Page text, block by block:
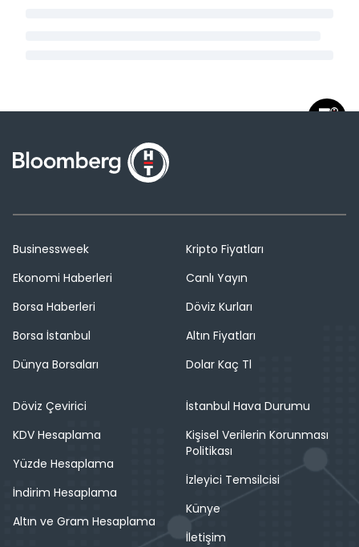
Businessweek
Ekonomi Haberleri
Borsa Haberleri
Borsa İstanbul
Dünya Borsaları
Kripto Fiyatları
Canlı Yayın
Döviz Kurları
Altın Fiyatları
Dolar Kaç Tl
Döviz Çevirici
KDV Hesaplama
Yüzde Hesaplama
İndirim Hesaplama
Altın ve Gram Hesaplama
İstanbul Hava Durumu
Kişisel Verilerin Korunması
Politikası
İzleyici Temsilcisi
Künye
İletişim